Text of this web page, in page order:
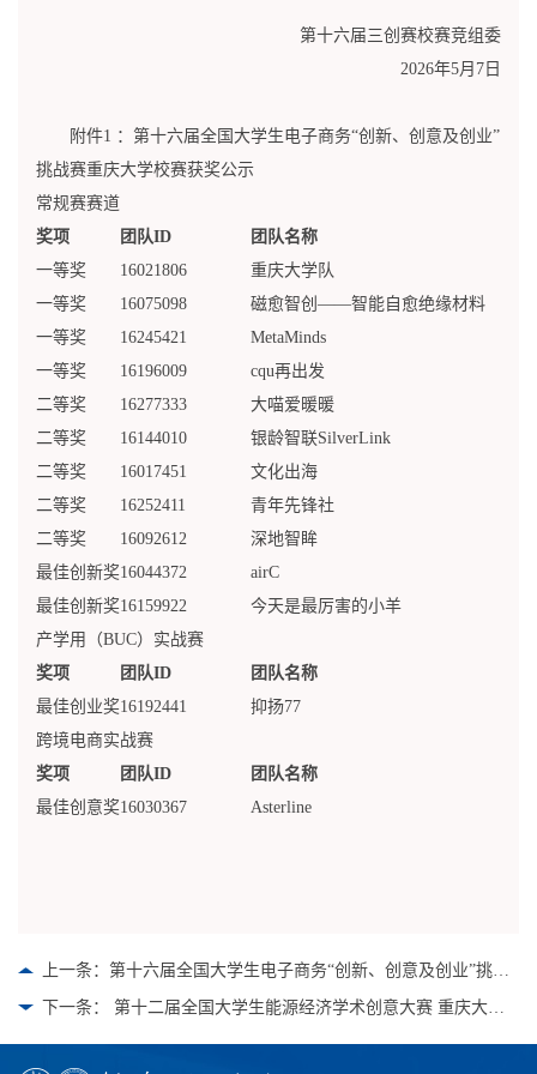
第十六届三创赛校赛竞组委
2026年5月7日
附件1 ：第十六届全国大学生电子商务“创新、创意及创业”
挑战赛重庆大学校赛获奖公示
常规赛赛道
奖项
团队ID
团队名称
一等奖
16021806
重庆大学队
一等奖
16075098
磁愈智创——智能自愈绝缘材料
一等奖
16245421
MetaMinds
一等奖
16196009
cqu再出发
二等奖
16277333
大喵爱暖暖
二等奖
16144010
银龄智联SilverLink
二等奖
16017451
文化出海
二等奖
16252411
青年先锋社
二等奖
16092612
深地智眸
最佳创新奖16044372
airC
最佳创新奖16159922
今天是最厉害的小羊
产学用（BUC）实战赛
奖项
团队ID
团队名称
最佳创业奖16192441
抑扬77
跨境电商实战赛
奖项
团队ID
团队名称
最佳创意奖16030367 Asterline
上一条：第十六届全国大学生电子商务“创新、创意及创业”挑战赛重庆大学校赛晋级结果
下一条： 第十二届全国大学生能源经济学术创意大赛 重庆大学获奖名单公示